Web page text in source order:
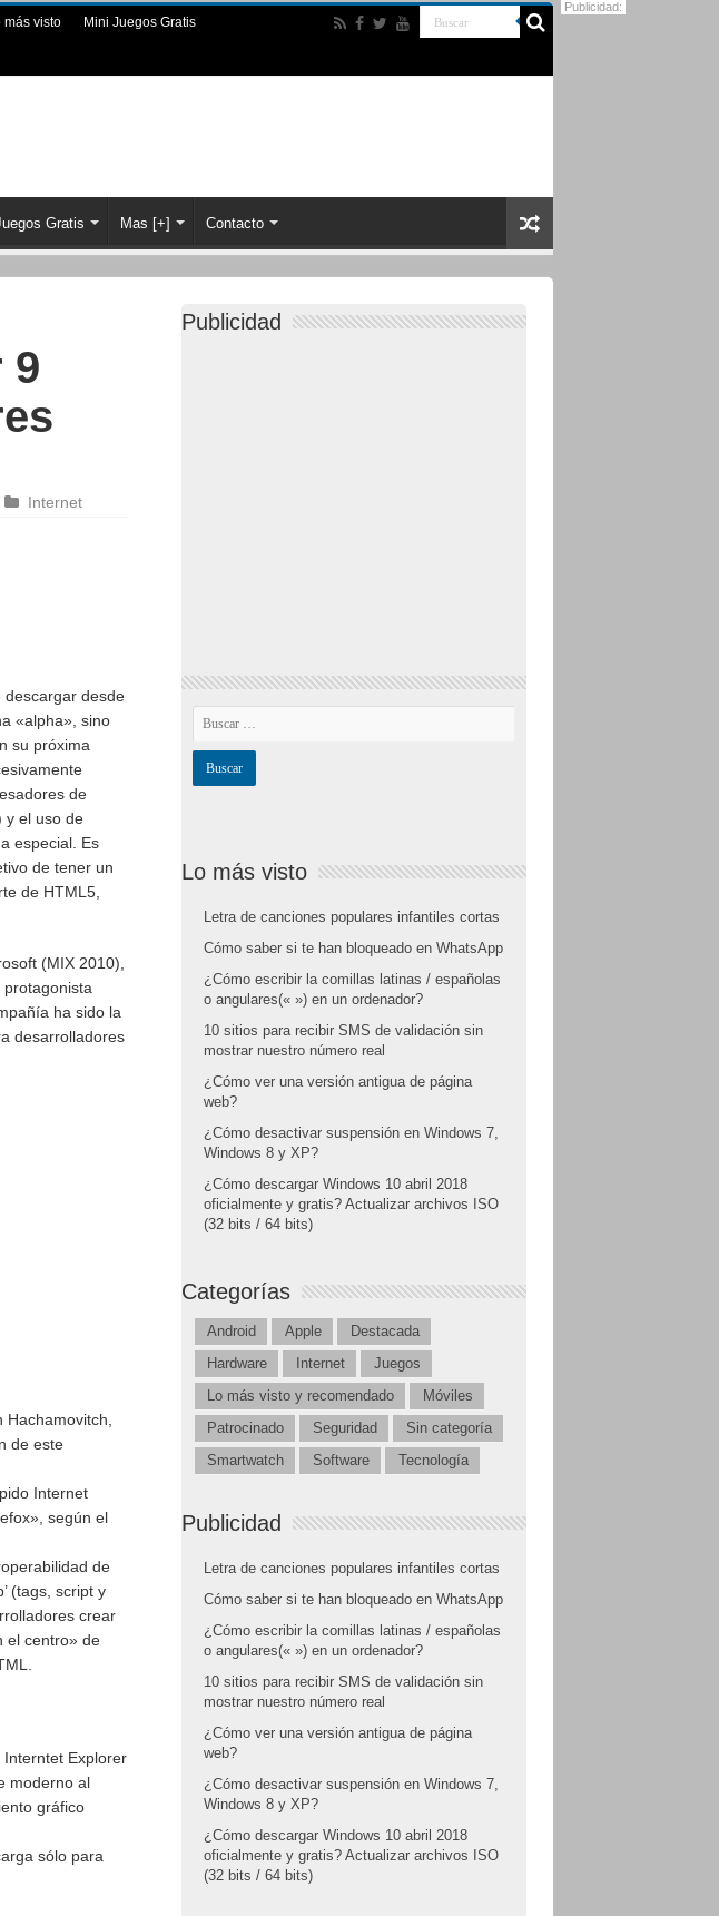
más visto Mini Juegos Gratis
Gratis Mas [+] Contacto
9
Internet
descargar desde
«alpha», sino
su próxima
de
y el uso de
especial. Es
de tener un
de HTML5,
(MIX 2010),
ha sido la
desarrolladores
de este
Internet
según el
de
(tags, script y
crear
el centro» de
Explorer
moderno al
gráfico
sólo para
Publicidad
Lo más visto
Letra de canciones populares infantiles cortas
Cómo saber si te han bloqueado en WhatsApp
¿Cómo escribir la comillas latinas / españolas
o angulares(« ») en un ordenador?
10 sitios para recibir SMS de validación sin
mostrar nuestro número real
¿Cómo ver una versión antigua de página
web?
¿Cómo desactivar suspensión en Windows 7,
Windows 8 y XP?
¿Cómo descargar Windows 10 abril 2018
oficialmente y gratis? Actualizar archivos ISO
(32 bits / 64 bits)
Categorías
Android Apple
Destacada
Hardware
Internet
Juegos
Lo más visto y recomendado
Móviles
Patrocinado
Seguridad
Sin categoría
Smartwatch
Software Tecnología
Publicidad
Letra de canciones populares infantiles cortas
Cómo saber si te han bloqueado en WhatsApp
¿Cómo escribir la comillas latinas / españolas
o angulares(« ») en un ordenador?
10 sitios para recibir SMS de validación sin
mostrar nuestro número real
¿Cómo ver una versión antigua de página
web?
¿Cómo desactivar suspensión en Windows 7,
Windows 8 y XP?
¿Cómo descargar Windows 10 abril 2018
oficialmente y gratis? Actualizar archivos ISO
(32 bits / 64 bits)
Publicidad: